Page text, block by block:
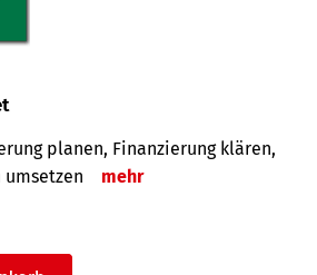
planen, Finanzierung klären,
mehr